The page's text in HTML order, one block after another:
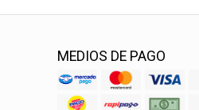
MEDIOS DE PAGO